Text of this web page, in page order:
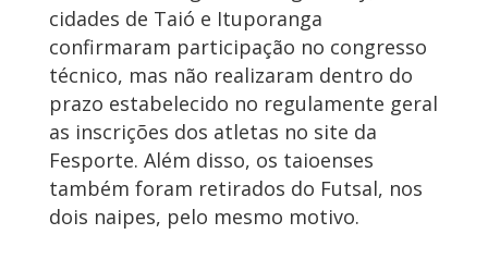
cidades de Taió e Ituporanga
confirmaram participação no congresso
técnico, mas não realizaram dentro do
prazo estabelecido no regulamente geral
as inscrições dos atletas no site da
Fesporte. Além disso, os taioenses
também foram retirados do Futsal, nos
dois naipes, pelo mesmo motivo.